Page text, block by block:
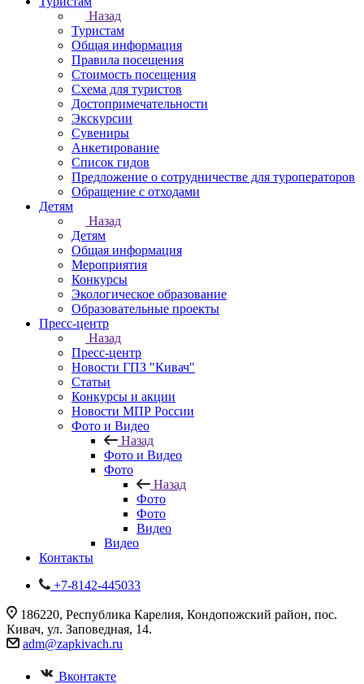
Назад
Туристам
Общая информация
Правила посещения
Стоимость посещения
Схема для туристов
Достопримечательности
Экскурсии
Сувениры
Анкетирование
Список гидов
Предложение о сотрудничестве для туроператоров
Обращение с отходами
Детям
Назад
Детям
Общая информация
Мероприятия
Конкурсы
Экологическое образование
Образовательные проекты
Пресс-центр
Назад
Пресс-центр
Новости ГПЗ "Кивач"
Статьи
Конкурсы и акции
Новости МПР России
Фото и Видео
Назад
Фото и Видео
Фото
Назад
Фото
Фото
Видео
Видео
Контакты
+7-8142-445033
186220, Республика Карелия, Кондопожский район, пос.
Кивач, ул. Заповедная, 14.
adm@zapkivach.ru
Вконтакте